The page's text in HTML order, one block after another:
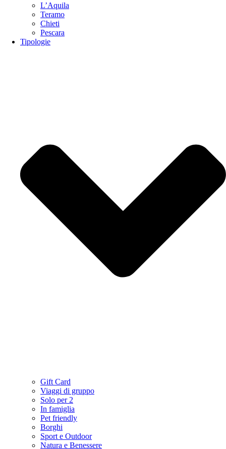
L’Aquila
Teramo
Chieti
Pescara
Tipologie
Gift Card
Viaggi di gruppo
Solo per 2
In famiglia
Pet friendly
Borghi
Sport e Outdoor
Natura e Benessere